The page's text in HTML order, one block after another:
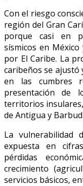
Con el riesgo
región del Gran
porque casi en
sísmicos en
por El Caribe. La
caribeños se ajustó
en las cumbres
presentación de
territorios
de Antigua y
La vulnerabilidad
expuesta en
pérdidas
crecimiento
servicios básicos,